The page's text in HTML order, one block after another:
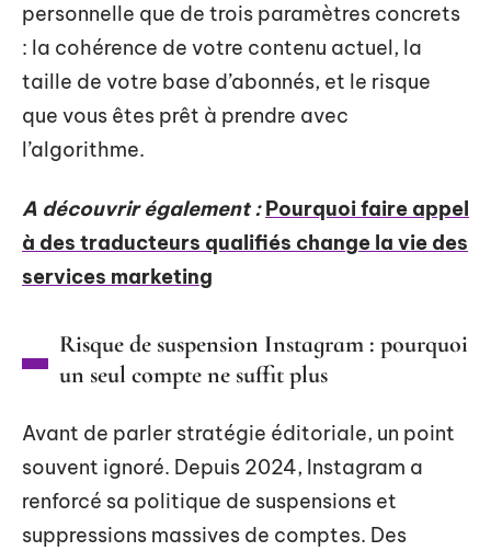
personnelle que de trois paramètres concrets
: la cohérence de votre contenu actuel, la
taille de votre base d’abonnés, et le risque
que vous êtes prêt à prendre avec
l’algorithme.
A découvrir également : Pourquoi faire appel
à des traducteurs qualifiés change la vie des
services marketing
Risque de suspension Instagram : pourquoi
un seul compte ne suffit plus
Avant de parler stratégie éditoriale, un point
souvent ignoré. Depuis 2024, Instagram a
renforcé sa politique de suspensions et
suppressions massives de comptes. Des